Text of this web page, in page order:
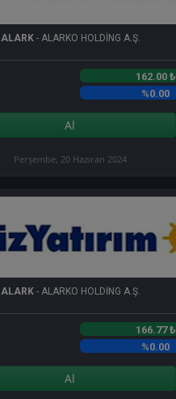
ALARK- ALARKO HOLDİNG A.Ş.
162.00 ₺
%0.00
Al
Perşembe, 20 Haziran 2024
ALARK- ALARKO HOLDİNG A.Ş.
166.77 ₺
%0.00
Al